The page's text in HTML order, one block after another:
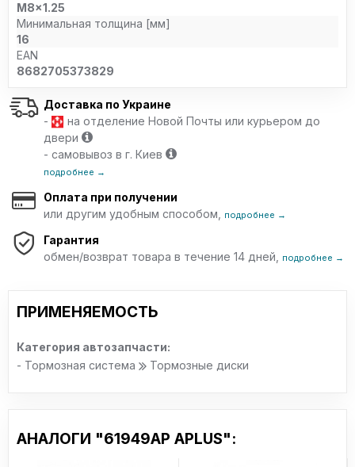
M8x1.25
Минимальная толщина [мм]
16
EAN
8682705373829
Доставка по Украине
-
на отделение Новой Почты или курьером до
двери
- самовывоз в г. Киев
подробнее →
Оплата при получении
или другим удобным способом,
подробнее →
Гарантия
обмен/возврат товара в течение 14 дней,
подробнее →
ПРИМЕНЯЕМОСТЬ
Категория автозапчасти:
- Тормозная система
Тормозные диски
АНАЛОГИ "61949AP APLUS":